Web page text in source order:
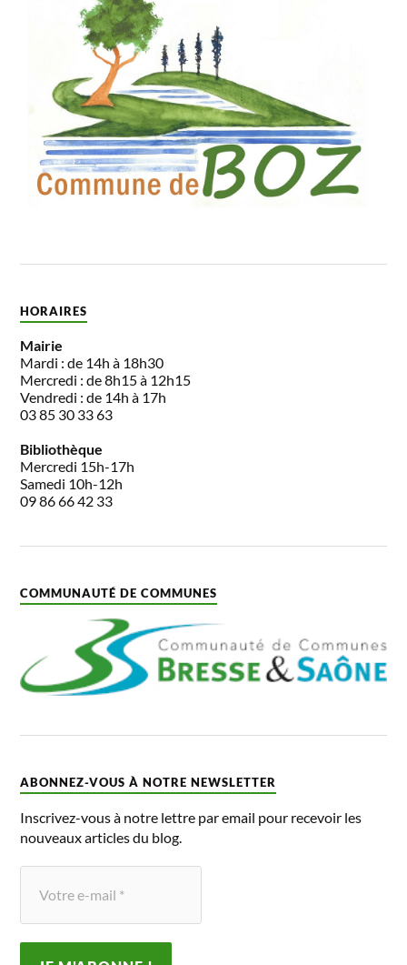
HORAIRES
Mairie
Mardi : de 14h à 18h30
Mercredi : de 8h15 à 12h15
Vendredi : de 14h à 17h
03 85 30 33 63
Bibliothèque
Mercredi 15h-17h
Samedi 10h-12h
09 86 66 42 33
COMMUNAUTÉ DE COMMUNES
ABONNEZ-VOUS À NOTRE NEWSLETTER
Inscrivez-vous à notre lettre par email pour recevoir les
nouveaux articles du blog.